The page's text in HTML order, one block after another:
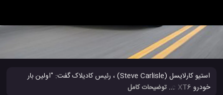
نگاهی به خودروSUV لوکس آمریکایی کادیلاک XT6 2020
استیو کارلایسل (Steve Carlisle) ، رئیس کادیلاک گفت: "اولین بار
خودرو Cadillac XT6 ترکیبی جالب از ویژگی های جاداری، ایمنی و... توضیحات کامل